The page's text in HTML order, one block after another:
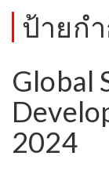
ป้ายก
Global
2024